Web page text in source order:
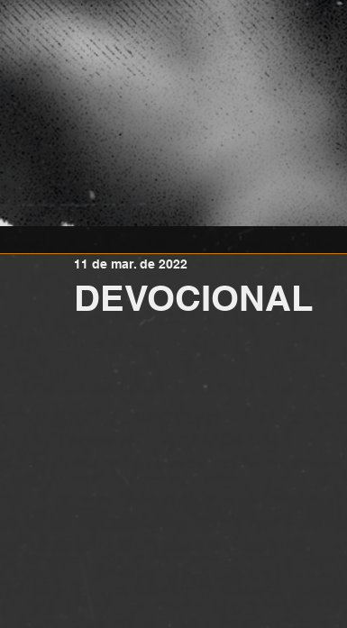
DEVOCIONAL
11 de mar. de 2022